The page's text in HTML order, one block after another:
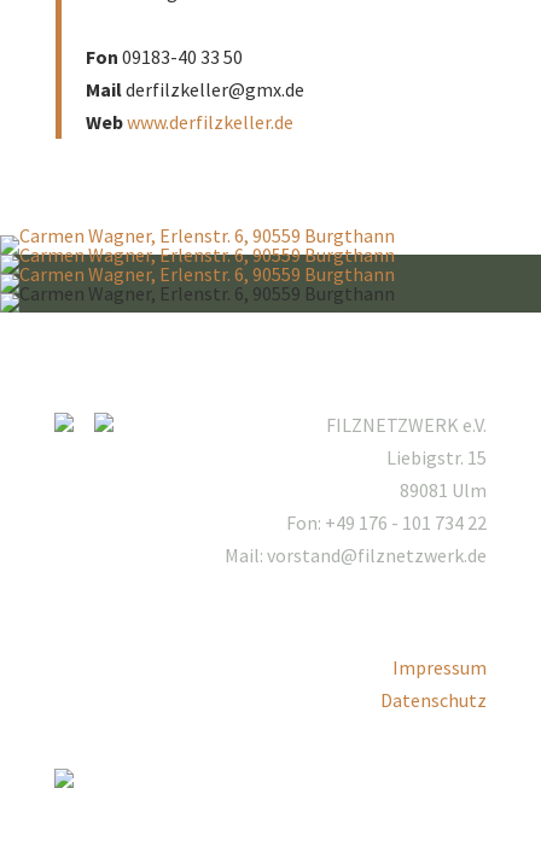
Fon 09183-40 33 50
Mailderfilzkeller@gmx.de
Webwww.derfilzkeller.de
FILZNETZWERK e.V.
Liebigstr. 15
89081 Ulm
Fon: +49 176 - 101 734 22
Mail: vorstand@filznetzwerk.de
Impressum
Datenschutz